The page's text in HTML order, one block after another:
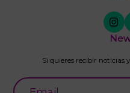
Si quieres recibir noticias